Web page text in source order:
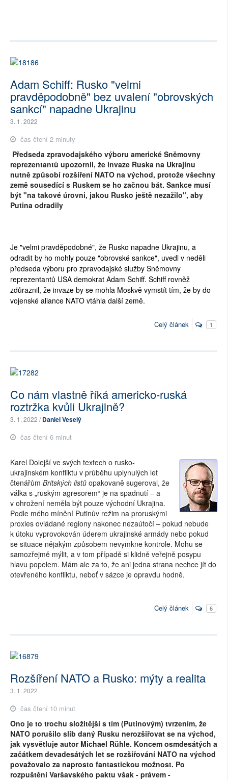
Adam Schiff: Rusko "velmi
pravděpodobně" bez uvalení "obrovských
sankcí" napadne Ukrajinu
3. 1. 2022
čas čtení 2 minuty
Předseda zpravodajského výboru americké Sněmovny
reprezentantů upozornil, že invaze Ruska na Ukrajinu
nutně způsobí rozšíření NATO na východ, protože všechny
země sousedící s Ruskem se ho začnou bát. Sankce musí
být "na takové úrovni, jakou Rusko ještě nezažilo", aby
Putina odradily
Je "velmi pravděpodobné", že Rusko napadne Ukrajinu, a
odradit by ho mohly pouze "obrovské sankce", uvedl v neděli
předseda výboru pro zpravodajské služby Sněmovny
reprezentantů USA demokrat Adam Schiff. Schiff rovněž
zdůraznil, že invaze by se mohla Moskvě vymstít tím, že by do
vojenské aliance NATO vtáhla další země.
Celý článek 1
Co nám vlastně říká americko-ruská
roztržka kvůli Ukrajině?
3. 1. 2022 /Daniel Veselý
čas čtení 6 minut
Karel Dolejší ve svých textech o rusko-
ukrajinském konfliktu v průběhu uplynulých let
čtenářům Britských listů opakovaně sugeroval, že
válka s „ruským agresorem“ je na spadnutí – a
v ohrožení neměla být pouze východní Ukrajina.
Podle mého mínění Putinův režim na proruskými
proxies ovládané regiony nakonec nezaútočí – pokud nebude
k útoku vyprovokován úderem ukrajinské armády nebo pokud
se situace nějakým způsobem nevymkne kontrole. Mohu se
samozřejmě mýlit, a v tom případě si klidně veřejně posypu
hlavu popelem. Mám ale za to, že ani jedna strana nechce jít do
otevřeného konfliktu, neboť v sázce je opravdu hodně.
Celý článek 6
Rozšíření NATO a Rusko: mýty a realita
3. 1. 2022
čas čtení 10 minut
Ono je to trochu složitější s tím (Putinovým) tvrzením, že
NATO porušilo slib daný Rusku nerozšiřovat se na východ,
jak vysvětluje autor Michael Rühle. Koncem osmdesátých a
začátkem devadesátých let se rozšiřování NATO na východ
považovalo za naprosto fantastickou možnost. Po
rozpuštění Varšavského paktu však - právem -